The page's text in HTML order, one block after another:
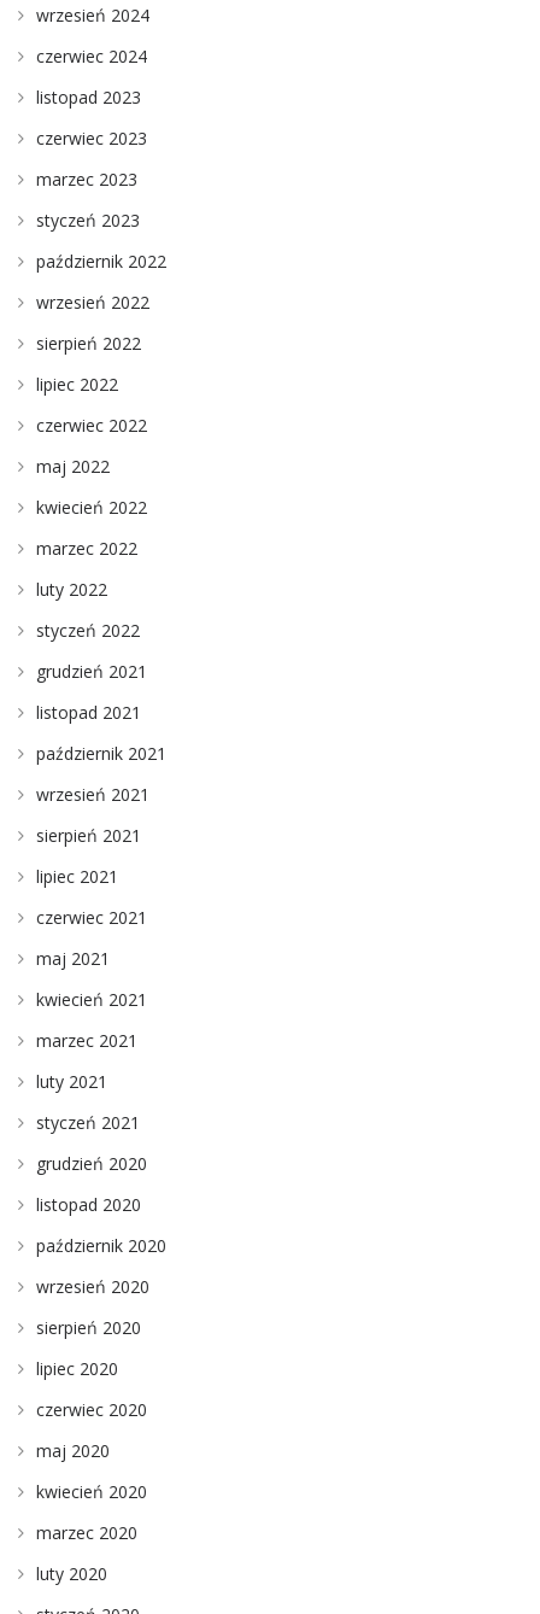
wrzesień 2024
czerwiec 2024
listopad 2023
czerwiec 2023
marzec 2023
styczeń 2023
październik 2022
wrzesień 2022
sierpień 2022
lipiec 2022
czerwiec 2022
maj 2022
kwiecień 2022
marzec 2022
luty 2022
styczeń 2022
grudzień 2021
listopad 2021
październik 2021
wrzesień 2021
sierpień 2021
lipiec 2021
czerwiec 2021
maj 2021
kwiecień 2021
marzec 2021
luty 2021
styczeń 2021
grudzień 2020
listopad 2020
październik 2020
wrzesień 2020
sierpień 2020
lipiec 2020
czerwiec 2020
maj 2020
kwiecień 2020
marzec 2020
luty 2020